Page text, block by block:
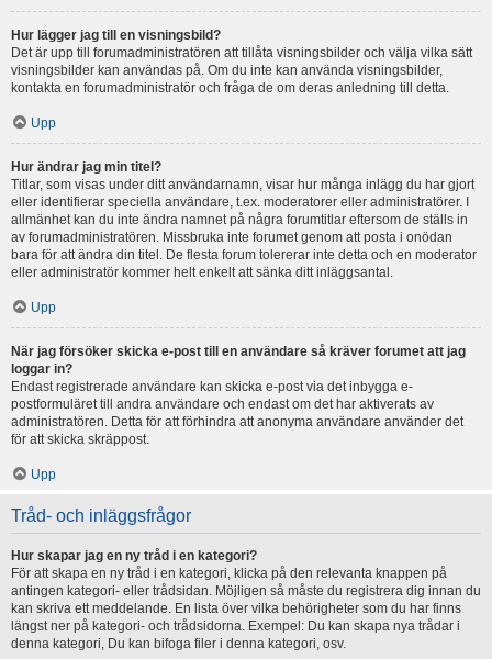
Hur lägger jag till en visningsbild?
Det är upp till forumadministratören att tillåta visningsbilder och välja vilka sätt
visningsbilder kan användas på. Om du inte kan använda visningsbilder,
kontakta en forumadministratör och fråga de om deras anledning till detta.
Upp
Hur ändrar jag min titel?
Titlar, som visas under ditt användarnamn, visar hur många inlägg du har gjort
eller identifierar speciella användare, t.ex. moderatorer eller administratörer. I
allmänhet kan du inte ändra namnet på några forumtitlar eftersom de ställs in
av forumadministratören. Missbruka inte forumet genom att posta i onödan
bara för att ändra din titel. De flesta forum tolererar inte detta och en moderator
eller administratör kommer helt enkelt att sänka ditt inläggsantal.
Upp
När jag försöker skicka e-post till en användare så kräver forumet att jag
loggar in?
Endast registrerade användare kan skicka e-post via det inbygga e-
postformuläret till andra användare och endast om det har aktiverats av
administratören. Detta för att förhindra att anonyma användare använder det
för att skicka skräppost.
Upp
Tråd- och inläggsfrågor
Hur skapar jag en ny tråd i en kategori?
För att skapa en ny tråd i en kategori, klicka på den relevanta knappen på
antingen kategori- eller trådsidan. Möjligen så måste du registrera dig innan du
kan skriva ett meddelande. En lista över vilka behörigheter som du har finns
längst ner på kategori- och trådsidorna. Exempel: Du kan skapa nya trådar i
denna kategori, Du kan bifoga filer i denna kategori, osv.